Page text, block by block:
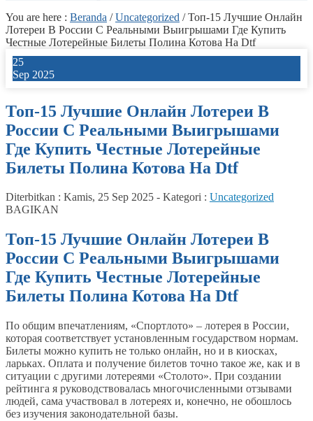
You are here : Beranda /Uncategorized /Топ-15 Лучшие Онлайн
Лотереи В России С Реальными Выигрышами Где Купить
Честные Лотерейные Билеты Полина Котова На Dtf
25
Sep 2025
Топ-15 Лучшие Онлайн Лотереи В
России С Реальными Выигрышами
Где Купить Честные Лотерейные
Билеты Полина Котова На Dtf
Diterbitkan : Kamis, 25 Sep 2025 - Kategori : Uncategorized
BAGIKAN
Топ-15 Лучшие Онлайн Лотереи В
России С Реальными Выигрышами
Где Купить Честные Лотерейные
Билеты Полина Котова На Dtf
По общим впечатлениям, «Спортлото» – лотерея в России,
которая соответствует установленным государством нормам.
Билеты можно купить не только онлайн, но и в киосках,
ларьках. Оплата и получение билетов точно такое же, как и в
ситуации с другими лотереями «Столото». При создании
рейтинга я руководствовалась многочисленными отзывами
людей, сама участвовал в лотереях и, конечно, не обошлось
без изучения законодательной базы.